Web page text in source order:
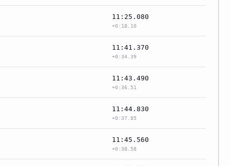
11:25.080
+0:18.10
11:41.370
+0:34.39
11:43.490
+0:36.51
11:44.830
+0:37.85
11:45.560
+0:38.58